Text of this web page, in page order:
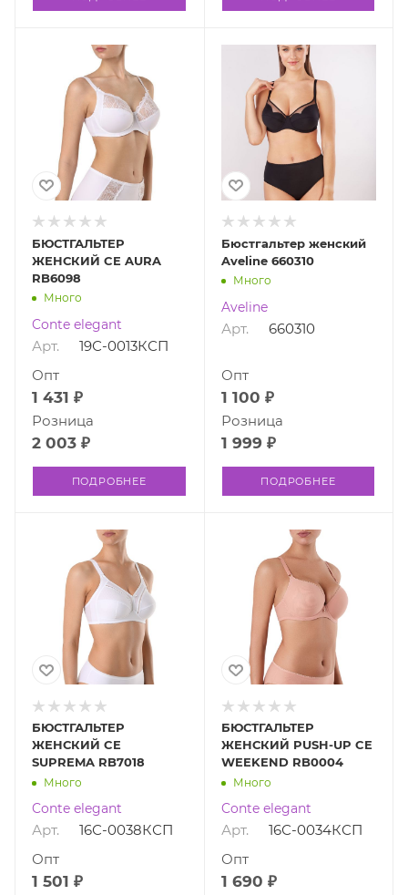
БЮСТГАЛЬТЕР
ЖЕНСКИЙ CE AURA
RB6098
Много
Conte elegant
Арт. 19С-0013КСП
1 431 ₽
Опт
2 003 ₽
Розница
ПОДРОБНЕЕ
Бюстгальтер женский
Aveline 660310
Много
Aveline
Арт. 660310
1 100 ₽
Опт
1 999 ₽
Розница
ПОДРОБНЕЕ
БЮСТГАЛЬТЕР
ЖЕНСКИЙ CE
SUPREMA RB7018
Много
Conte elegant
Арт. 16С-0038КСП
1 501 ₽
Опт
БЮСТГАЛЬТЕР
ЖЕНСКИЙ PUSH-UP CE
WEEKEND RB0004
Много
Conte elegant
Арт. 16С-0034КСП
1 690 ₽
Опт